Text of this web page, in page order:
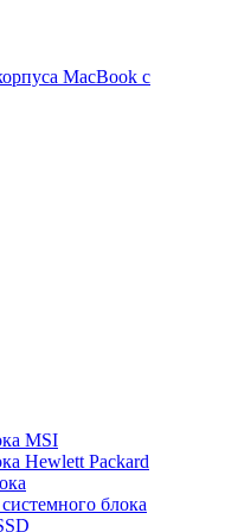
MacBook с
MSI
Hewlett Packard
блока